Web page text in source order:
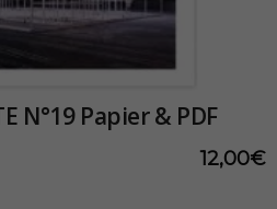
N°19 Papier & PDF
12,00€